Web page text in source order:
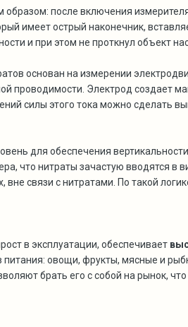
после включения
имеет острый наконечник,
и при этом не проткнул объект
основан на измерении
проводимости. Электрод создает
силы этого тока можно сделать
для обеспечения
что нитраты зачастую вводятся в
вне связи с нитратами. По такой
в эксплуатации, обеспечивает
питания: овощи, фрукты, мясные и
брать его с собой на рынок,